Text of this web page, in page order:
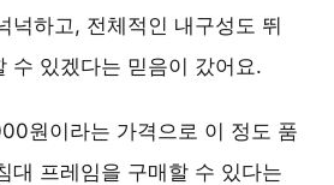
넉하고, 전체적인 내구성도 뛰
수 있겠다는 믿음이 갔어요.
원이라는 가격으로 이 정도 품
대 프레임을 구매할 수 있다는